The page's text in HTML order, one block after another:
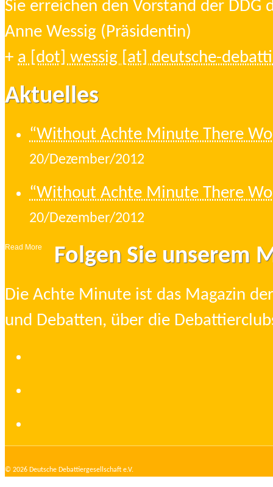
Sie erreichen den Vorstand der DDG
Anne Wessig (Präsidentin)
+ a [dot] wessig [at] deutsche-
Aktuelles
“Without Achte Minute There
20/Dezember/2012
“Without Achte Minute There
20/Dezember/2012
Read More Folgen Sie unserem
Die Achte Minute ist das Magazin
und Debatten, über die
© 2026 Deutsche Debattiergesellschaft e.V.